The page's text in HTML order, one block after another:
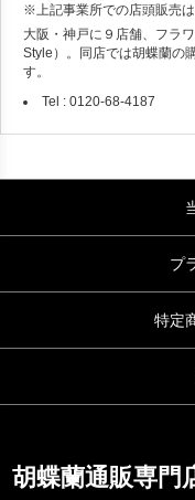
※上記事業所での店頭販売は
大阪・神戸に９店舗、フラ
Style）。同店では胡蝶蘭の
す。
Tel : 0120-68-4187
プ
特定
胡蝶蘭通販専門